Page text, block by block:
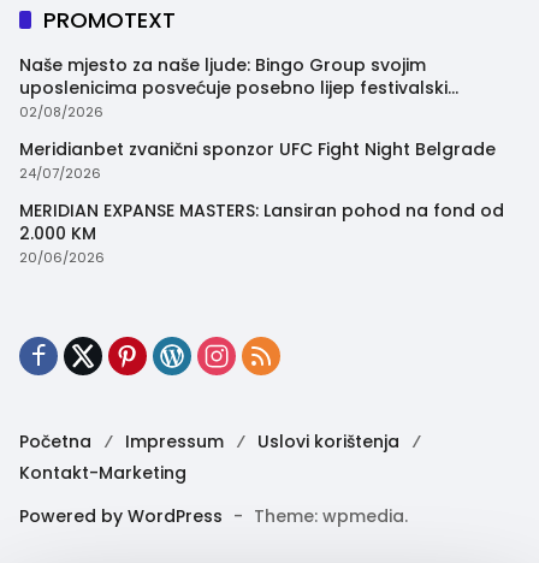
PROMOTEXT
Naše mjesto za naše ljude: Bingo Group svojim
uposlenicima posvećuje posebno lijep festivalski
trenutak
02/08/2026
Meridianbet zvanični sponzor UFC Fight Night Belgrade
24/07/2026
MERIDIAN EXPANSE MASTERS: Lansiran pohod na fond od
2.000 KM
20/06/2026
Početna Impressum
Uslovi korištenja
Kontakt-Marketing
Powered by WordPress - Theme: wpmedia.